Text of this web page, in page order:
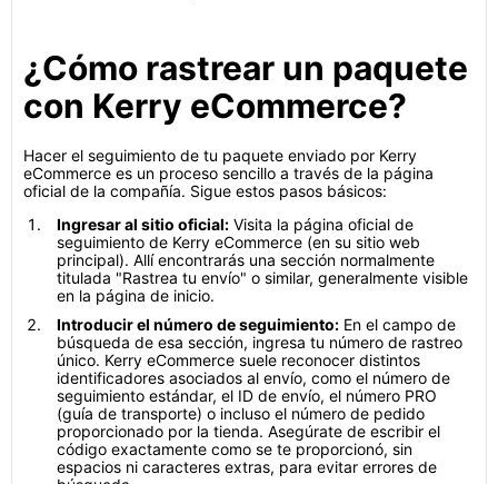
¿Cómo rastrear un paquete
con Kerry eCommerce?
Hacer el seguimiento de tu paquete enviado por Kerry
eCommerce es un proceso sencillo a través de la página
oficial de la compañía. Sigue estos pasos básicos:
Ingresar al sitio oficial: Visita la página oficial de
seguimiento de Kerry eCommerce (en su sitio web
principal). Allí encontrarás una sección normalmente
titulada "Rastrea tu envío" o similar, generalmente visible
en la página de inicio.
Introducir el número de seguimiento: En el campo de
búsqueda de esa sección, ingresa tu número de rastreo
único. Kerry eCommerce suele reconocer distintos
identificadores asociados al envío, como el número de
seguimiento estándar, el ID de envío, el número PRO
(guía de transporte) o incluso el número de pedido
proporcionado por la tienda. Asegúrate de escribir el
código exactamente como se te proporcionó, sin
espacios ni caracteres extras, para evitar errores de